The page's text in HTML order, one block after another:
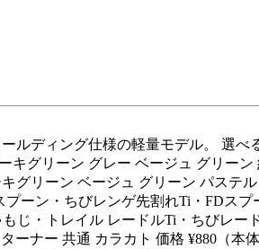
ルディング仕様の軽量モデル。 選
キグリーン グレー ベージュ グリー
キグリーン ベージュ グリーン パス
ーン・ちびレンゲ先割れTi・FDス
じ・トレイル レードルTi・ちびレー
ーナー 共通 カラカト 価格 ¥880（本